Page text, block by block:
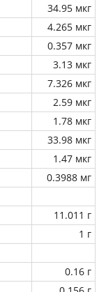
34.95 мкг
4.265 мкг
0.357 мкг
3.13 мкг
7.326 мкг
2.59 мкг
1.78 мкг
33.98 мкг
1.47 мкг
0.3988 мг
11.011 г
1 г
0.16 г